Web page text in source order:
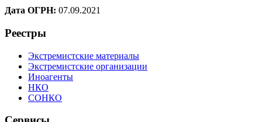
Дата ОГРН: 07.09.2021
Реестры
Экстремистские материалы
Экстремистские организации
Иноагенты
НКО
СОНКО